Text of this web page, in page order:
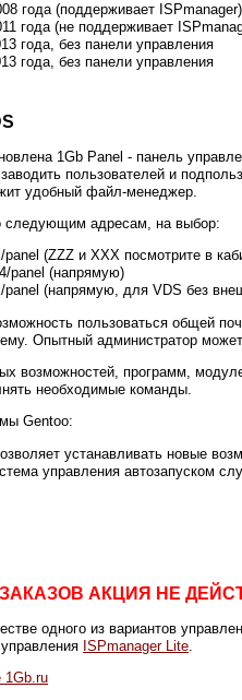
года (поддерживает ISPmanager)
года (не поддерживает
года, без панели управления
года, без панели управления
1Gb Panel - панель
пользователей и
удобный файл-менеджер.
следующим адресам, на выбор:
(ZZZ и XXX посмотрите в
panel (напрямую)
(напрямую, для VDS без
пользоваться общей
Опытный администратор
возможностей, программ,
необходимые команды.
Gentoo:
устанавливать новые
управления автозапуском
АКЦИЯ НЕ
одного из вариантов
ISPmanager Lite
1Gb.ru